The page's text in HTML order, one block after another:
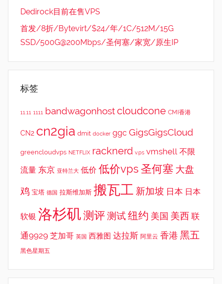
Dedirock目前在售VPS
首发/8折/Bytevirt/$24/年/1C/512M/15G
SSD/500G@200Mbps/圣何塞/家宽/原生IP
标签
11.11 1111 bandwagonhostcloudcone CMI香港
CN2 cn2gia dmit docker ggc GigsGigsCloud
greencloudvps NETFLIX racknerd v.ps vmshell 不限
流量 东京 亚特兰大 低价 低价vps 圣何塞 大盘
鸡 宝塔 德国 拉斯维加斯 搬瓦工 新加坡 日本 日本
软银 洛杉矶 测评测试纽约 美国 美西 联
通9929 芝加哥 英国 西雅图 达拉斯 阿里云 香港 黑五
黑色星期五